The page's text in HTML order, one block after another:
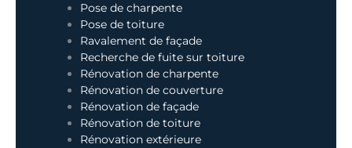
Pose de charpente
Pose de toiture
Ravalement de façade
Recherche de fuite sur toiture
Rénovation de charpente
Rénovation de couverture
Rénovation de façade
Rénovation de toiture
Rénovation extérieure